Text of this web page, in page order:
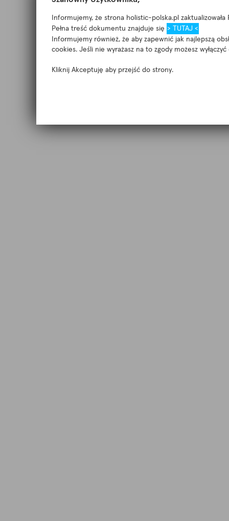
Informujemy, że strona holistic-polska.pl
Pełna treść dokumentu znajduje się > TUTAJ <
Informujemy również, że aby zapewnić jak najlepszą
cookies. Jeśli nie wyrażasz na to zgody możesz
Kliknij Akceptuję aby przejść do strony.